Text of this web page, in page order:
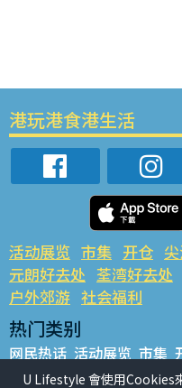
港玩港食港生活
活动展览 市集 开仓
元朗好去处 荃湾好去处
户外郊游 社会福利
热门类别
网民热话 活动展览 市集
铜锣湾好去处 元朗好去处
U Lifestyle 會使用Cookies